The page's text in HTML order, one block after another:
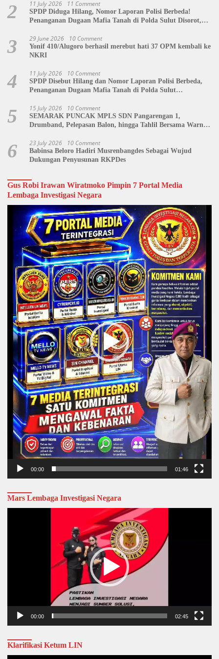
2 11 July 2026 11 Comment
SPDP Diduga Hilang, Nomor Laporan Polisi Berbeda!
Penanganan Dugaan Mafia Tanah di Polda Sulut Disorot,
3 29 June 2026 10 Comment
Yonif 410/Alugoro berhasil merebut hati 37 OPM kembali ke
NKRI
4 11 July 2026 10 Comment
SPDP Disebut Hilang dan Nomor Laporan Polisi Berbeda,
Penanganan Dugaan Mafia Tanah di Polda Sulut
5 15 July 2026 10 Comment
SEMARAK PUNCAK MPLS SDN Pangarengan 1,
Drumband, Pelepasan Balon, hingga Tahlil Bersama Warnai
6 23 July 2026 10 Comment
Babinsa Beloro Hadiri Musrenbangdes Sebagai Wujud
Dukungan Penyusunan RKPDes
Gus Robi Irawan Wiratmoko Pimpin 7 Portal Media
Lembaga Investigasi Negara
Video
Player
00:00 01:46
Mars Lembaga Investigasi Negara
00:00 02:45
Klarifikasi Ketum LIN